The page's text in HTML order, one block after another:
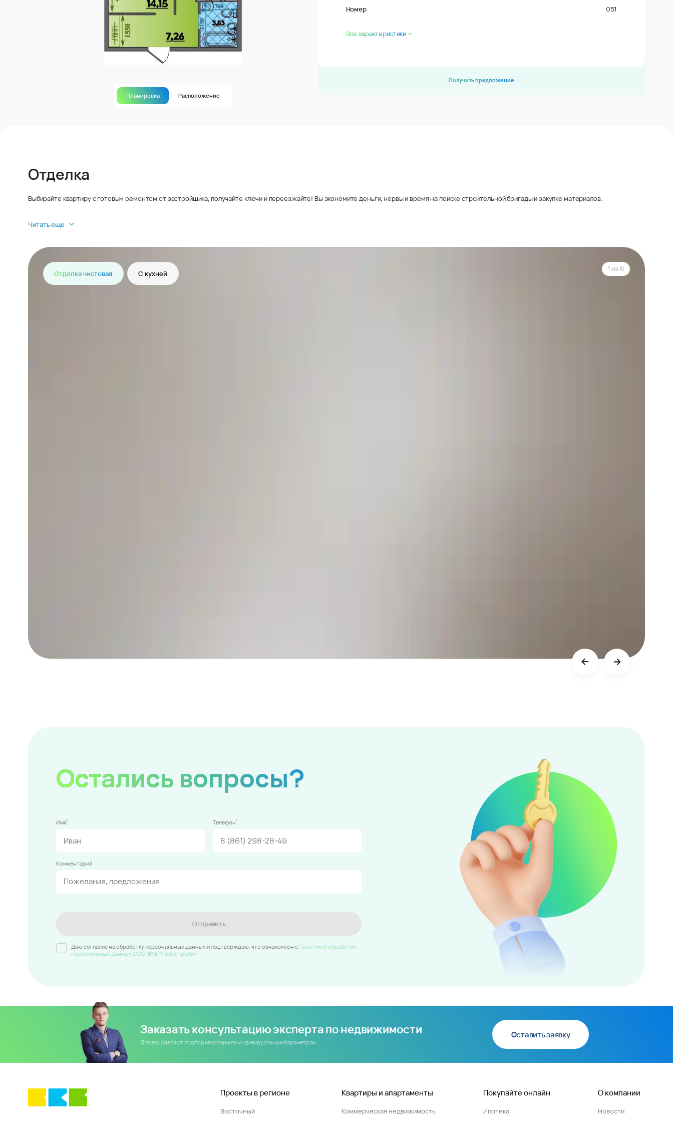
Планировка Расположение
Номер 051
Все характеристики
Получить предложение
Отделка
Выбирайте квартиру с готовым ремонтом от застройщика, получайте ключи и переезжайте! Вы экономите деньги, нервы и время на поиске строительной бригады и закупке материалов.
Читать еще
Отделка чистовая С кухней
1 из 6
Остались вопросы?
Имя* Телефон*
Комментарий
Отправить
Даю согласие на обработку персональных данных и подтверждаю, что ознакомлен c Политикой обработки
персональных данных ООО "ВКБ-Новостройки
Заказать консультацию эксперта по недвижимости
Для вас сделают подбор квартиры по индивидуальным параметрам
Оставить заявку
Проекты в регионе
Восточный
Квартиры и апартаменты
Коммерческая недвижимость
Покупайте онлайн
Ипотека
О компании
Новости